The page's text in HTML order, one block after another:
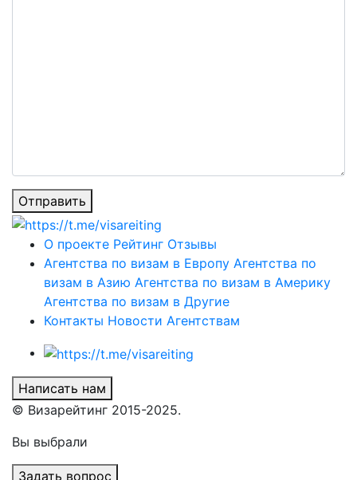
Отправить
О проекте Рейтинг Отзывы
Агентства по визам в Европу Агентства по
визам в Азию Агентства по визам в Америку
Агентства по визам в Другие
Контакты Новости Агентствам
Написать нам
© Визарейтинг 2015-2025.
Вы выбрали
Задать вопрос